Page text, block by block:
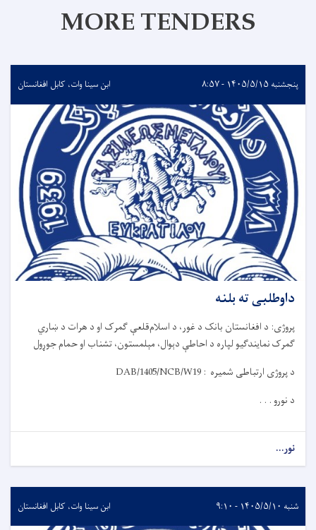
MORE TENDERS
پنجشنبه ۱۴۰۵/۵/۱۵ - ۸:۵۷ ابن سینا وات، کابل افغانستان
داوطلبی ته بلنه
پروژی: د افغانستان بانک د غور، د اسلام‌قلعې ګمرک او د هرات د ښاري
ګمرکنمایندګیولپاره د احاطې دېوال، مېلمستون، تشناب او حمام جوړول
د پروژی ارتباطی شمیره : DAB/1405/NCB/W19
د نورو . . .
نور...
شنبه ۱۴۰۵/۵/۱۰ - ۹:۱۰ ابن سینا وات، کابل افغانستان